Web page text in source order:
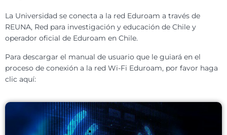
La Universidad se conecta a la red Eduroam a través de
REUNA, Red para investigación y educación de Chile y
operador oficial de Eduroam en Chile.
Para descargar el manual de usuario que le guiará en el
proceso de conexión a la red Wi-Fi Eduroam, por favor haga
clic aquí: